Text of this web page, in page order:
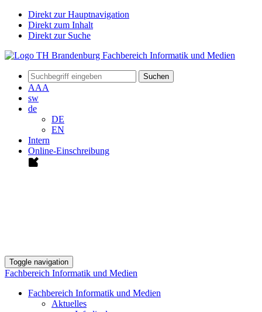
Direkt zur Hauptnavigation
Direkt zum Inhalt
Direkt zur Suche
Suchen
AAA
sw
de
DE
EN
Intern
Online-Einschreibung
Toggle navigation
Fachbereich Informatik und Medien
Fachbereich Informatik und Medien
Aktuelles